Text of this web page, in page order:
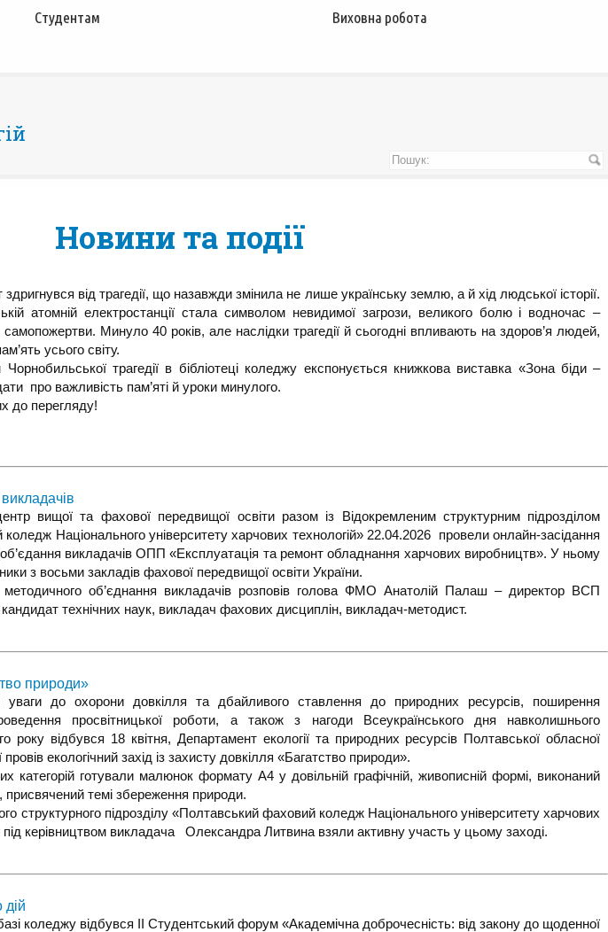
Студентам Виховна робота
Новини та події
здригнувся від трагедії, що назавжди змінила не лише українську землю, а й хід людської історії.
атомній електростанції стала символом невидимої загрози, великого болю і водночас –
Минуло 40 років, але наслідки трагедії й сьогодні впливають на здоров’я людей,
усього світу.
трагедії в бібліотеці коледжу експонується книжкова виставка «Зона біди –
про важливість пам’яті й уроки минулого.
до перегляду!
вищої та фахової передвищої освіти разом із Відокремленим структурним підрозділом
Національного університету харчових технологій» 22.04.2026 провели онлайн-засідання
викладачів ОПП «Експлуатація та ремонт обладнання харчових виробництв». У ньому
з восьми закладів фахової передвищої освіти України.
об’єднання викладачів розповів голова ФМО Анатолій Палаш – директор ВСП
технічних наук, викладач фахових дисциплін, викладач-методист.
природи»
до охорони довкілля та дбайливого ставлення до природних ресурсів, поширення
просвітницької роботи, а також з нагоди Всеукраїнського дня навколишнього
року відбувся 18 квітня, Департамент екології та природних ресурсів Полтавської обласної
провів екологічний захід із захисту довкілля «Багатство природи».
категорій готували малюнок формату A4 у довільній графічній, живописній формі, виконаний
темi збереження природи.
структурного підрозділу «Полтавський фаховий коледж Національного університету харчових
під керівництвом викладача Олександра Литвина взяли активну участь у цьому заході.
дій
коледжу відбувся ІІ Студентський форум «Академічна доброчесність: від закону до щоденної